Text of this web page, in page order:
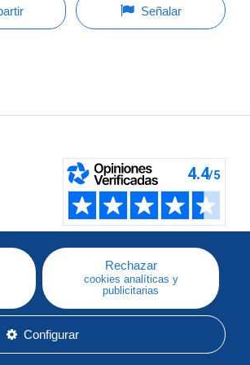
Señalar
Rechazar
cookies analíticas y
publicitarias
Configurar